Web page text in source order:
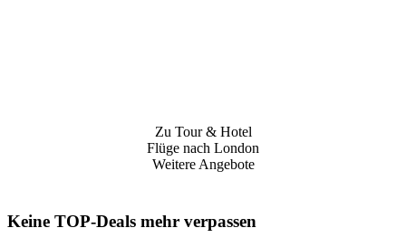
Zu Tour & Hotel
Flüge nach London
Weitere Angebote
Keine TOP-Deals mehr verpassen